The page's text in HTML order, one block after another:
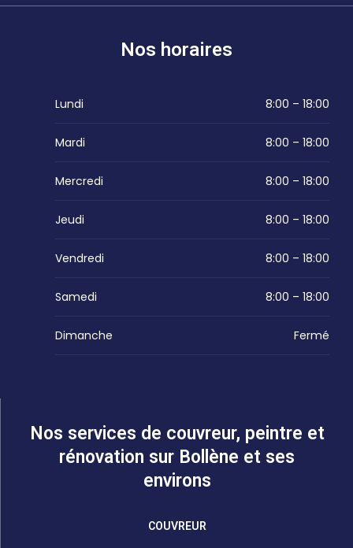
Nos horaires
Lundi 8:00 – 18:00
Mardi 8:00 – 18:00
Mercredi 8:00 – 18:00
Jeudi 8:00 – 18:00
Vendredi 8:00 – 18:00
Samedi 8:00 – 18:00
Dimanche Fermé
Nos services de couvreur, peintre et
rénovation sur Bollène et ses
environs
COUVREUR